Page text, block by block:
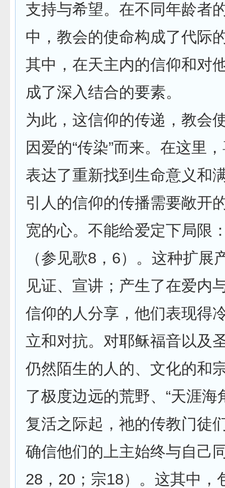
支持与希望。在不同年龄者
中，教会的使命构成了代际
其中，在天主内的信仰和对
成了深入结合的要素。
为此，这信仰的传递，教会
因爱的“传染”而来。在这里
表达了重新找到生命意义和
引人的信仰的传播需要敞开
宽的心。不能给爱定下局限
（参见歌8，6）。这种扩展
见证、宣讲；产生了在爱内
信仰的人分享，他们表现得
立和对抗。对耶稣福音以及
仍然陌生的人的、文化的和
了极度边远的荒野、“天涯海
复活之际起，祂的传教门徒
确信他们的上主始终与自己
28，20；宗18）。这其中，